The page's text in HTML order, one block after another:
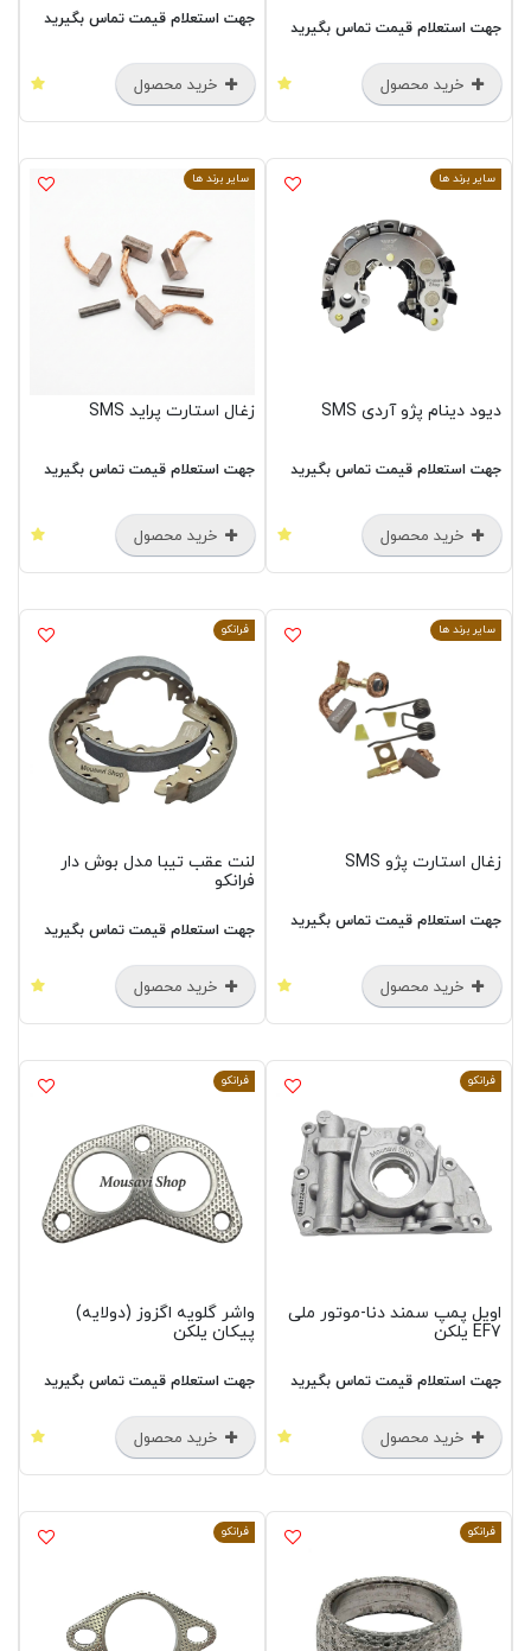
جهت استعلام قیمت تماس بگیرید
خرید محصول
جهت استعلام قیمت تماس بگیرید
خرید محصول
سایر برند ها
دیود دینام پژو آردی SMS
جهت استعلام قیمت تماس بگیرید
خرید محصول
سایر برند ها
زغال استارت پراید SMS
جهت استعلام قیمت تماس بگیرید
خرید محصول
سایر برند ها
زغال استارت پژو SMS
جهت استعلام قیمت تماس بگیرید
خرید محصول
فرانکو
لنت عقب تیبا مدل بوش دار
فرانکو
جهت استعلام قیمت تماس بگیرید
خرید محصول
فرانکو
اویل پمپ سمند دنا-موتور ملی
EF7 یلکن
جهت استعلام قیمت تماس بگیرید
خرید محصول
فرانکو
واشر گلویه اگزوز (دولایه)
پیکان یلکن
جهت استعلام قیمت تماس بگیرید
خرید محصول
فرانکو فرانکو